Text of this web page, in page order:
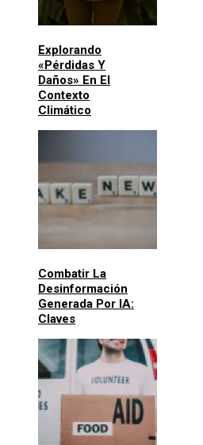
Explorando
«pérdidas Y
Daños» En El
Contexto
Climático
Combatir La
Desinformación
Generada Por IA:
Claves